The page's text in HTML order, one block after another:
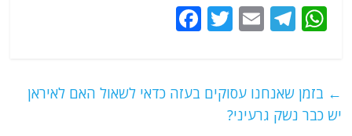
W
s
A
T
g
ra
E
l
T
er
e ← בזמן שאנחנו עסוקים בעזה כדאי לשאול האם לאיראן
יש כבר נשק גרעיני?